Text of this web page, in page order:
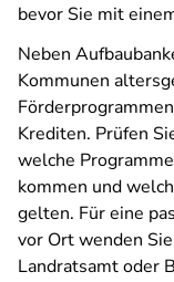
bevor Sie mit
Neben
Kommunen
Krediten. Prüfen
welche
kommen und
gelten. Für eine
vor Ort wenden
Landratsamt oder